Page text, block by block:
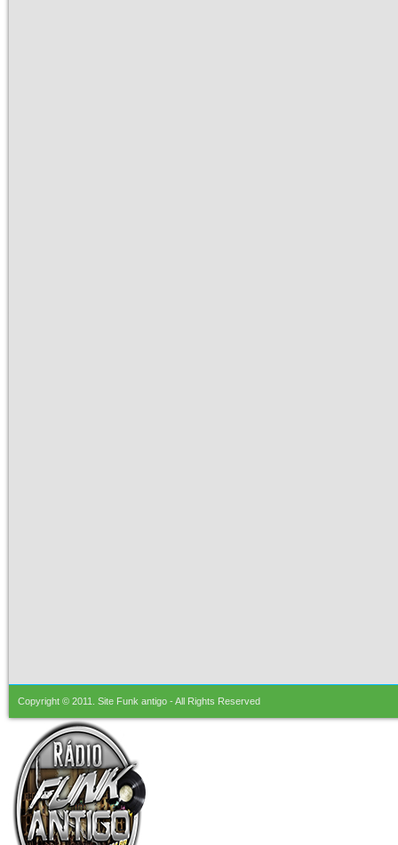
Copyright © 2011. Site Funk antigo - All Rights Reserved